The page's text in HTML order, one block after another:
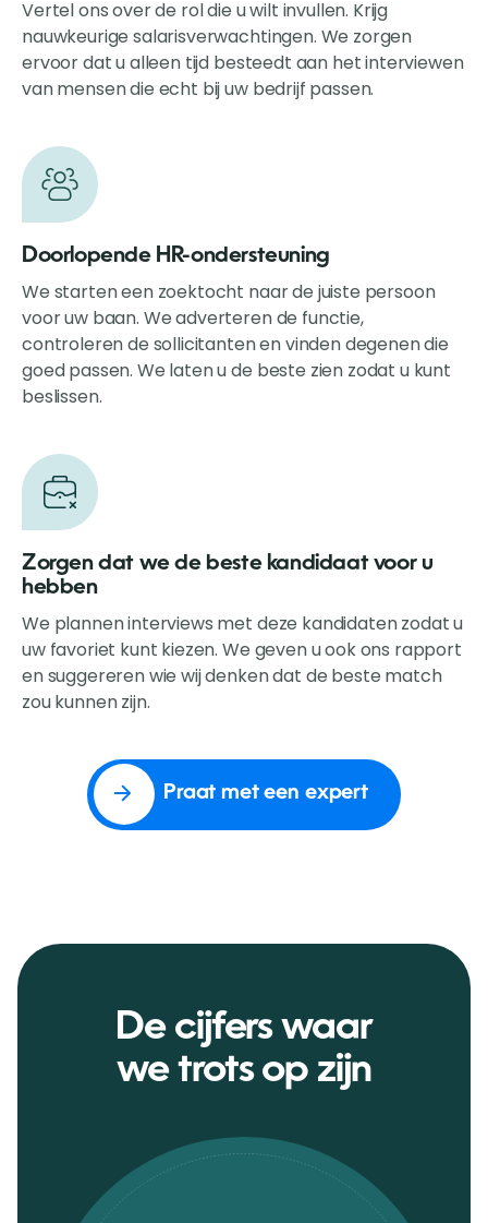
Vertel ons over de rol die u wilt invullen. Krijg
nauwkeurige salarisverwachtingen. We zorgen
ervoor dat u alleen tijd besteedt aan het interviewen
van mensen die echt bij uw bedrijf passen.
Doorlopende HR-ondersteuning
We starten een zoektocht naar de juiste persoon
voor uw baan. We adverteren de functie,
controleren de sollicitanten en vinden degenen die
goed passen. We laten u de beste zien zodat u kunt
beslissen.
Zorgen dat we de beste kandidaat voor u
hebben
We plannen interviews met deze kandidaten zodat u
uw favoriet kunt kiezen. We geven u ook ons rapport
en suggereren wie wij denken dat de beste match
zou kunnen zijn.
Praat met een expert
De cijfers waar
we trots op zijn